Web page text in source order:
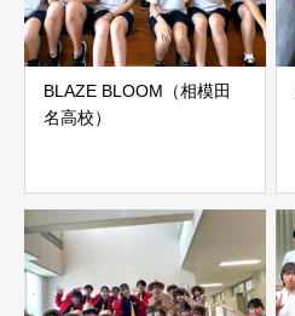
BLAZE BLOOM（相模田
名高校）